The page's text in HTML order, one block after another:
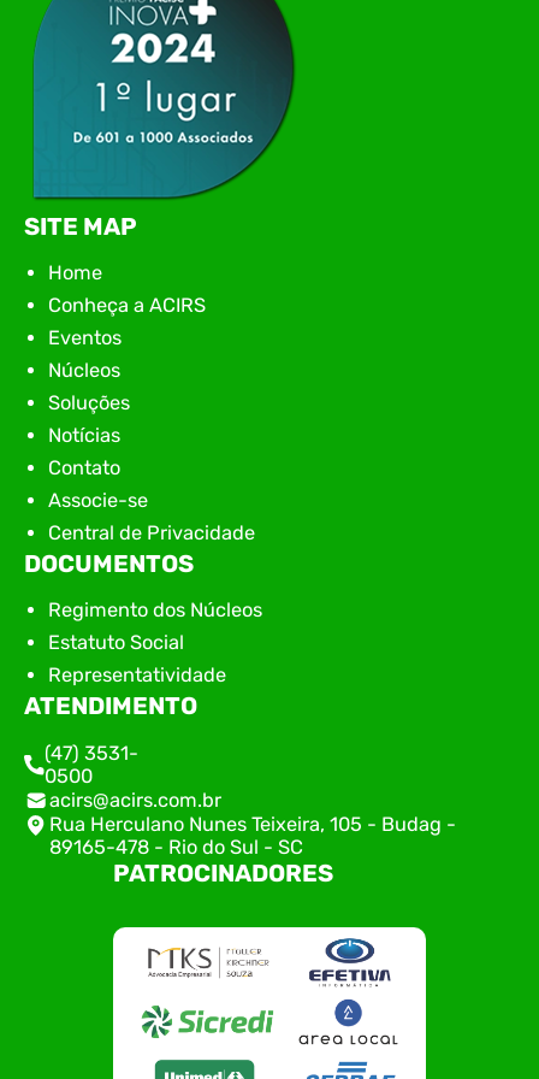
SITE MAP
Home
Conheça a ACIRS
Eventos
Núcleos
Soluções
Notícias
Contato
Associe-se
Central de Privacidade
DOCUMENTOS
Regimento dos Núcleos
Estatuto Social
Representatividade
ATENDIMENTO
(47) 3531-
0500
acirs@acirs.com.br
Rua Herculano Nunes Teixeira, 105 - Budag -
89165-478 - Rio do Sul - SC
PATROCINADORES